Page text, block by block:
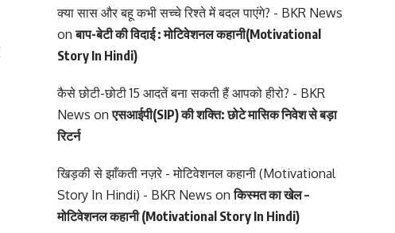
क्या सास और बहू कभी सच्चे रिश्ते में बदल पाएंगे? - BKR News
onबाप-बेटी की विदाई : मोटिवेशनल कहानी(Motivational
Story In Hindi)
कैसे छोटी-छोटी 15 आदतें बना सकती हैं आपको हीरो? - BKR
News onएसआईपी(SIP) की शक्ति: छोटे मासिक निवेश से बड़ा
रिटर्न
खिड़की से झाँकती नज़रे - मोटिवेशनल कहानी (Motivational
Story In Hindi) - BKR News onकिस्मत का खेल –
मोटिवेशनल कहानी (Motivational Story In Hindi)